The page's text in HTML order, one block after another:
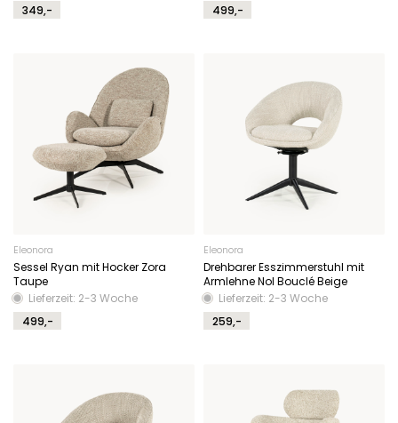
349,-
499,-
Eleonora
Sessel Ryan mit Hocker Zora
Taupe
Lieferzeit: 2-3 Woche
499,-
Eleonora
Drehbarer Esszimmerstuhl mit
Armlehne Nol Bouclé Beige
Lieferzeit: 2-3 Woche
259,-